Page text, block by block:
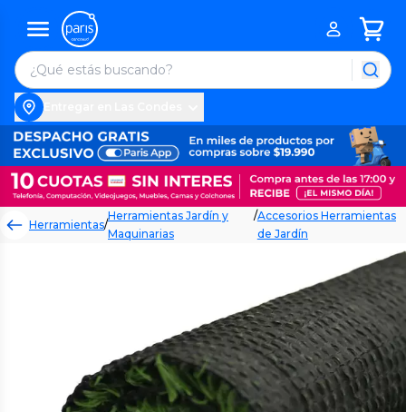
Herramientas/
Herramientas Jardín y
Maquinarias
/Accesorios Herramientas
de Jardín